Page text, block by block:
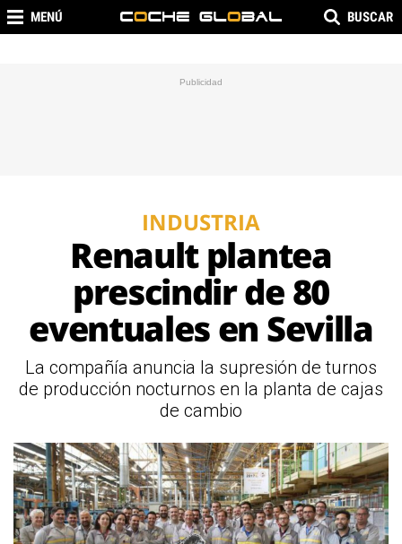
MENÚ BUSCAR
INDUSTRIA
Renault plantea
prescindir de 80
eventuales en Sevilla
La compañía anuncia la supresión de turnos
de producción nocturnos en la planta de cajas
de cambio